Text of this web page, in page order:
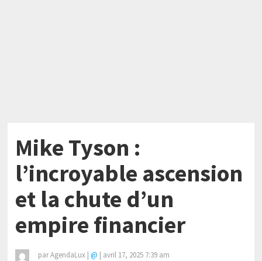
Mike Tyson :
l’incroyable ascension
et la chute d’un
empire financier
parAgendaLux | @ | avril 17, 2025 7:39 am